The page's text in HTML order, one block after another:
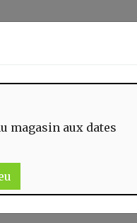
CONTACT
magasin aux dates